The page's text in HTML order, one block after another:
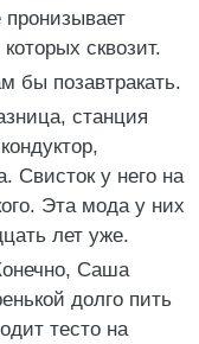
сквозит.
бы позавтракать.
станция
Свисток у него на
Эта мода у них
лет уже.
Саша
долго пить
тесто на